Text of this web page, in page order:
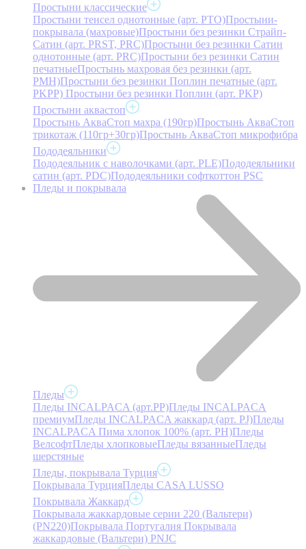
Простыни классические
Простыни тенсел однотонные (арт. PTO)Простыни-
покрывала (махровые)Простыни без резинки Страйп-
Сатин (арт. PRST, PRC)Простыни без резинки Сатин
однотонные (арт. PRC)Простыни без резинки Сатин
печатныеПростынь махровая без резинки (арт.
PMH)Простыни без резинки Поплин печатные (арт.
PKPP) Простыни без резинки Поплин (арт. PKP)
Простыни аквастоп
Простынь АкваСтоп махра (190гр)Простынь АкваСтоп
трикотаж (110гр+30гр)Простынь АкваСтоп микрофибра
Пододеяльники
Пододеяльник с наволочками (арт. PLE)Пододеяльники
сатин (арт. PDC)Пододеяльники софткоттон PSC
Пледы и покрывала
Пледы
Пледы INCALPACA (арт.PP)Пледы INCALPACA
премиумПледы INCALPACA жаккард (арт. PJ)Пледы
INCALPACA Пима хлопок 100% (арт. PH)Пледы
ВелсофтПледы хлопковыеПледы вязанныеПледы
шерстяные
Пледы, покрывала Турция
Покрывала ТурцияПледы CASA LUSSO
Покрывала Жаккард
Покрывала жаккардовые серии 220 (Вальтери)
(PN220)Покрывала Португалия Покрывала
жаккардовые (Вальтери) PNJC